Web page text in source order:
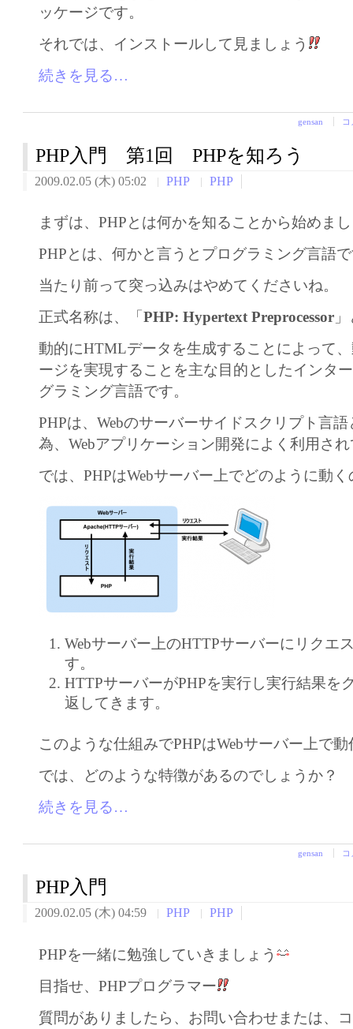
ッケージです。
それでは、インストールして見ましょう
続きを見る…
gensan
PHP入門 第1回 PHPを知ろう
2009.02.05 (木) 05:02 PHP PHP
まずは、PHPとは何かを知ることから始めま
PHPとは、何かと言うとプログラミング言語
当たり前って突っ込みはやめてくださいね。
正式名称は、「PHP: Hypertext Preprocessor
動的にHTMLデータを生成することによって
ージを実現することを主な目的としたインタ
グラミング言語です。
PHPは、Webのサーバーサイドスクリプト言
為、Webアプリケーション開発によく利用さ
では、PHPはWebサーバー上でどのように動
Webサーバー上のHTTPサーバーにリクエ
す。
HTTPサーバーがPHPを実行し実行結果を
返してきます。
このような仕組みでPHPはWebサーバー上で
では、どのような特徴があるのでしょうか？
続きを見る…
gensan
PHP入門
2009.02.05 (木) 04:59 PHP PHP
PHPを一緒に勉強していきましょう
目指せ、PHPプログラマー
質問がありましたら、お問い合わせまたは、